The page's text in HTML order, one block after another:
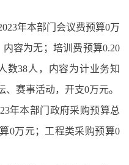
年本部门会议费预算0万
容为无；培训费预算0.20
数38人，内容为计业务知
赛事活动，开支0万元。
年本部门政府采购预算总
0万元；工程类采购预算0